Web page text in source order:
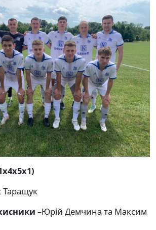
Таращук
–Юрій Демчина та Максим